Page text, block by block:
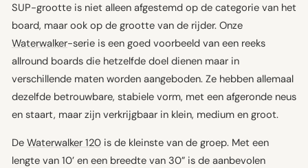
SUP-grootte is niet alleen afgestemd op de categorie van het
board, maar ook op de grootte van de rijder. Onze
Waterwalker-serie is een goed voorbeeld van een reeks
allround boards die hetzelfde doel dienen maar in
verschillende maten worden aangeboden. Ze hebben allemaal
dezelfde betrouwbare, stabiele vorm, met een afgeronde neus
en staart, maar zijn verkrijgbaar in klein, medium en groot.
De Waterwalker 120 is de kleinste van de groep. Met een
lengte van 10’ en een breedte van 30” is de aanbevolen